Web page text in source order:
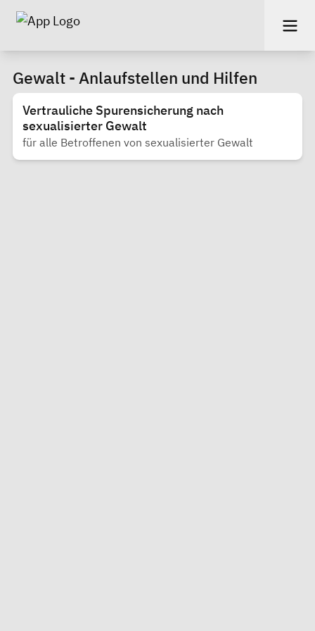
Gewalt - Anlaufstellen und Hilfen
Vertrauliche Spurensicherung nach
sexualisierter Gewalt
für alle Betroffenen von sexualisierter Gewalt